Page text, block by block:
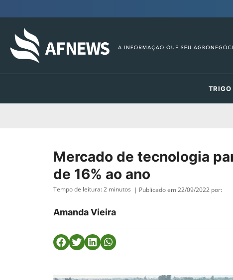
TRIGO
Mercado de tecnologia
de 16% ao ano
Tempo de leitura:2 minutos | Publicado em 22/09/2022 por:
Amanda Vieira